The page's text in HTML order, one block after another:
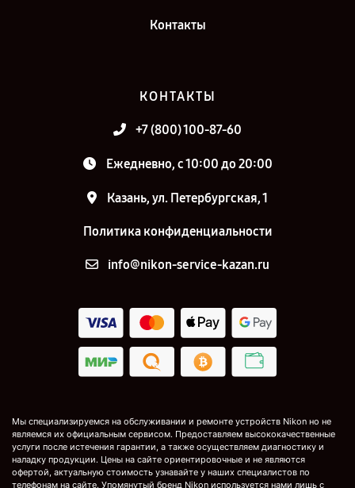
Контакты
КОНТАКТЫ
+7 (800) 100-87-60
Ежедневно, с 10:00 до 20:00
Казань, ул. Петербургская, 1
Политика конфиденциальности
info@nikon-service-kazan.ru
Мы специализируемся на обслуживании и ремонте устройств Nikon но не
являемся их официальным сервисом. Предоставляем высококачественные
услуги после истечения гарантии, а также осуществляем диагностику и
наладку продукции. Цены на сайте ориентировочные и не являются
офертой, актуальную стоимость узнавайте у наших специалистов по
телефонам на сайте. Упомянутый бренд Nikon используется нами лишь с